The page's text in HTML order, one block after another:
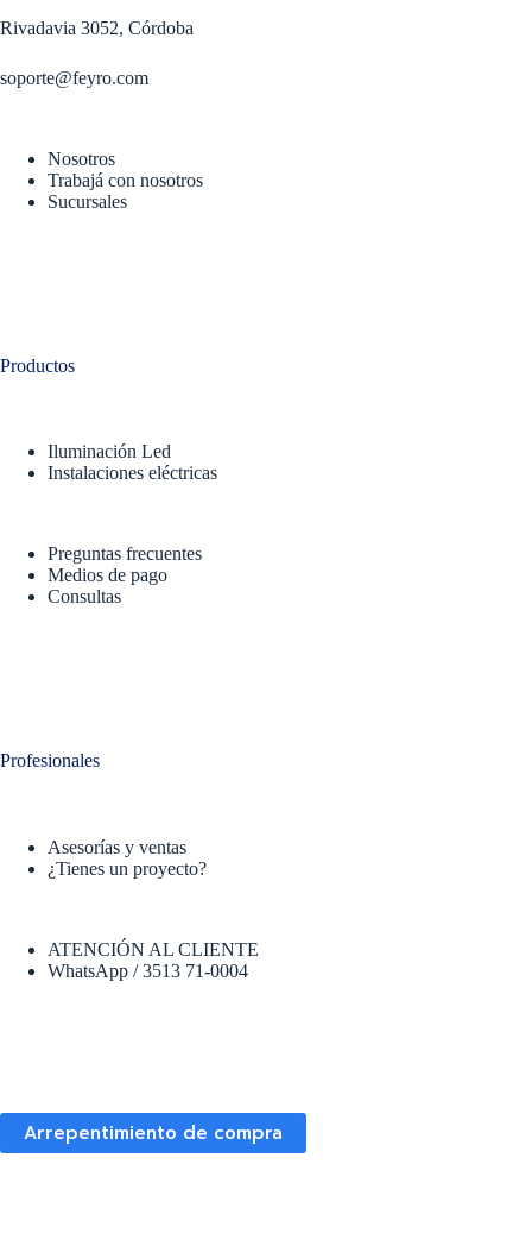
Rivadavia 3052, Córdoba
soporte@feyro.com
Nosotros
Trabajá con nosotros
Sucursales
Productos
Iluminación Led
Instalaciones eléctricas
Preguntas frecuentes
Medios de pago
Consultas
Profesionales
Asesorías y ventas
¿Tienes un proyecto?
ATENCIÓN AL CLIENTE
WhatsApp / 3513 71-0004
Arrepentimiento de compra